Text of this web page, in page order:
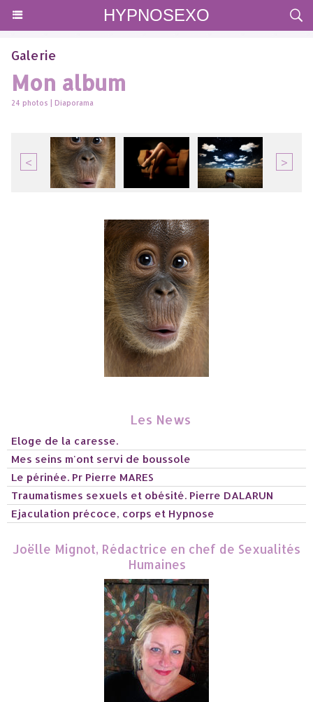
HYPNOSEXO
Galerie
Mon album
24 photos Diaporama
< >
Les News
Eloge de la caresse.
Mes seins m'ont servi de boussole
Le périnée. Pr Pierre MARES
Traumatismes sexuels et obésité. Pierre DALARUN
Ejaculation précoce, corps et Hypnose
Joëlle Mignot, Rédactrice en chef de Sexualités
Humaines